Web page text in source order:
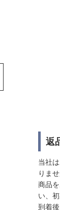
返
当社
りませ
商品
い、
到着